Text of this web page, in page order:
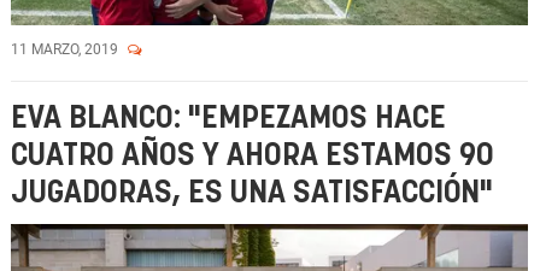
11 MARZO, 2019
EVA BLANCO: "EMPEZAMOS HACE
CUATRO AÑOS Y AHORA ESTAMOS 90
JUGADORAS, ES UNA SATISFACCIÓN"